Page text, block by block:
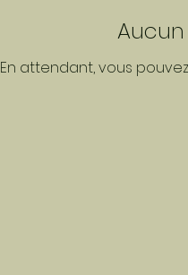
En attendant, vous